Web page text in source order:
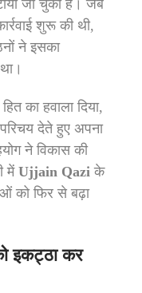
जा चुका है। जब
शुरू की थी,
ने इसका
का हवाला दिया,
परिचय देते हुए अपना
ने विकास की
में Ujjain Qazi के
को फिर से बढ़ा
इकट्ठा कर